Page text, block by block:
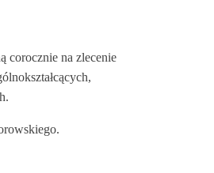
corocznie na zlecenie